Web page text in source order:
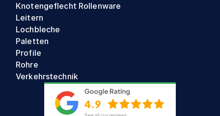
Knotengeflecht Rollenware
Leitern
Lochbleche
Paletten
Profile
Rohre
Verkehrstechnik